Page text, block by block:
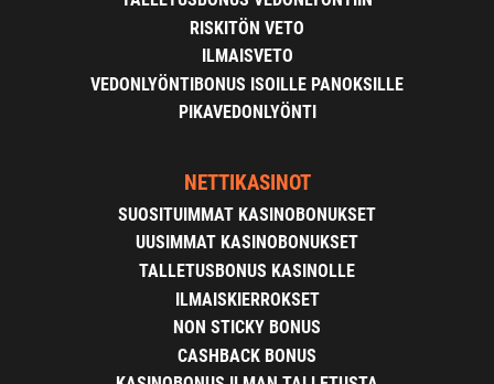
RISKITÖN VETO
ILMAISVETO
VEDONLYÖNTIBONUS ISOILLE PANOKSILLE
PIKAVEDONLYÖNTI
NETTIKASINOT
SUOSITUIMMAT KASINOBONUKSET
UUSIMMAT KASINOBONUKSET
TALLETUSBONUS KASINOLLE
ILMAISKIERROKSET
NON STICKY BONUS
CASHBACK BONUS